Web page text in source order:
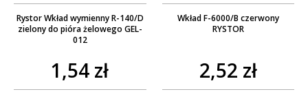
Rystor Wkład wymienny R-140/D
zielony do pióra żelowego GEL-
012
1,54 zł
Wkład F-6000/B czerwony
RYSTOR
2,52 zł